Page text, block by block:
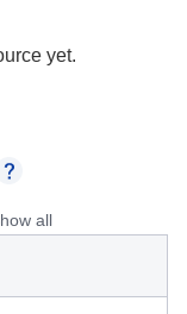
yet.
all